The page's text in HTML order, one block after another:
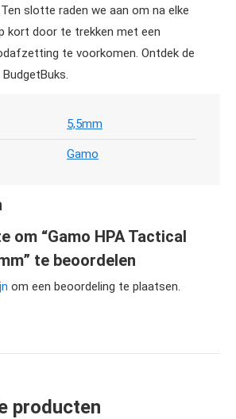
slotte raden we aan om na elke
kort door te trekken met een
te voorkomen. Ontdek de
5,5mm
Gamo
om “Gamo HPA Tactical
te beoordelen
om een beoordeling te plaatsen.
producten